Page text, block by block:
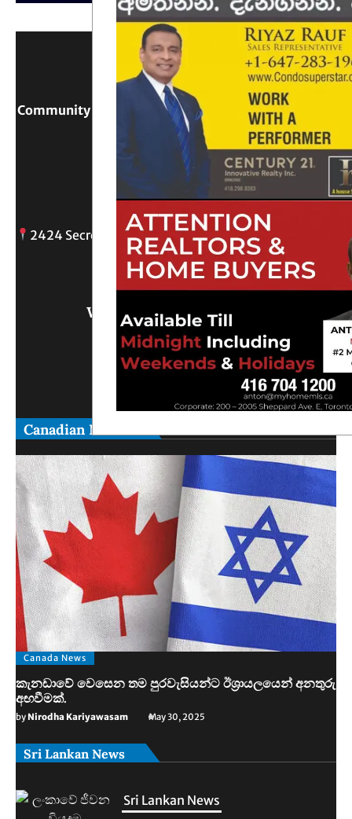
Community Digital Platform Connecting Sri Lanka &
Canada
Reach Out
2424 Secreto drive, Oshawa, ON
info@
Write Us What You Think
Canadian News
Canada News
කැනඩාවේ වෙසෙන තම පුරවැසියන්ට ඊශ්‍රායලයෙන් අනතුරු
අඟවීමක්.
byNirodha Kariyawasam May 30, 2025
Sri Lankan News
Sri Lankan News